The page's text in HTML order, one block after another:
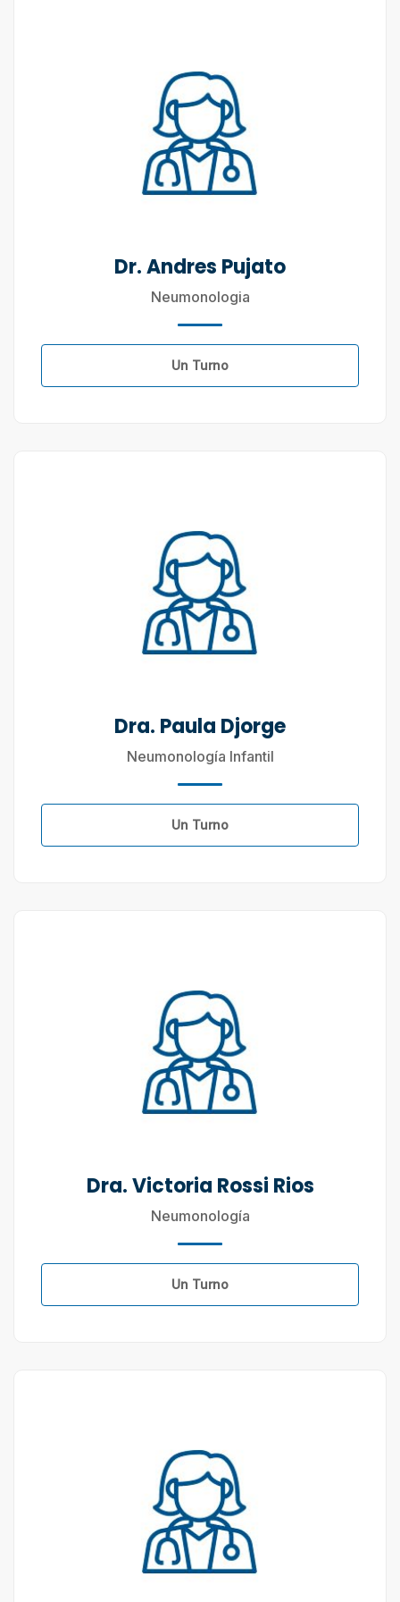
Dr. Andres Pujato
Neumonologia
Un Turno
Dra. Paula Djorge
Neumonología Infantil
Un Turno
Dra. Victoria Rossi Rios
Neumonología
Un Turno